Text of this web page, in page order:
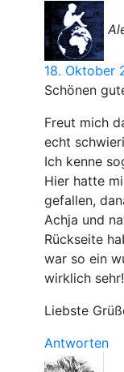
18. Oktober
Schönen
Freut mich
echt
Ich kenne
Hier hatte
gefallen,
Achja und
Rückseite
war so ein
wirklich sehr!
Liebste
Antworten